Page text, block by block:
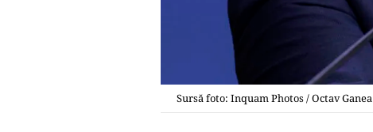
Sursă foto: Inquam Photos / Octav Ganea